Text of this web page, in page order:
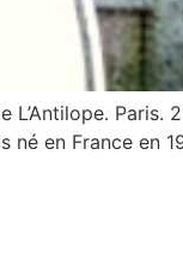
L’Antilope. Paris.
né en France en